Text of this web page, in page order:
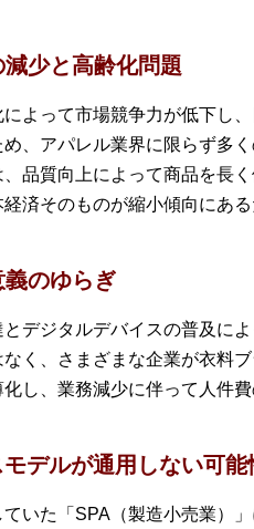
少と高齢化問題
によって市場競争力が低下し
、アパレル業界に限らず多
品質向上によって商品を長
済そのものが縮小傾向にあ
のゆらぎ
デジタルデバイスの普及に
く、さまざまな企業が衣料
し、業務減少に伴って人件
デルが通用しない可能
いた「SPA（製造小売業）